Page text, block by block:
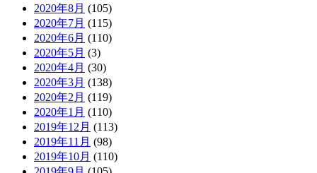
2020年8月 (105)
2020年7月 (115)
2020年6月 (110)
2020年5月 (3)
2020年4月 (30)
2020年3月 (138)
2020年2月 (119)
2020年1月 (110)
2019年12月 (113)
2019年11月 (98)
2019年10月 (110)